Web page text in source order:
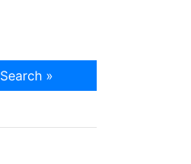
Search »